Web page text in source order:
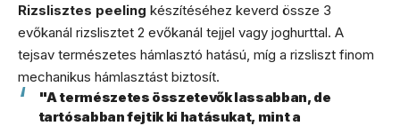
Rizslisztes peeling készítéséhez keverd össze 3
evőkanál rizslisztet 2 evőkanál tejjel vagy joghurttal. A
tejsav természetes hámlasztó hatású, míg a rizsliszt finom
mechanikus hámlasztást biztosít.
"A természetes összetevők lassabban, de
tartósabban fejtik ki hatásukat, mint a